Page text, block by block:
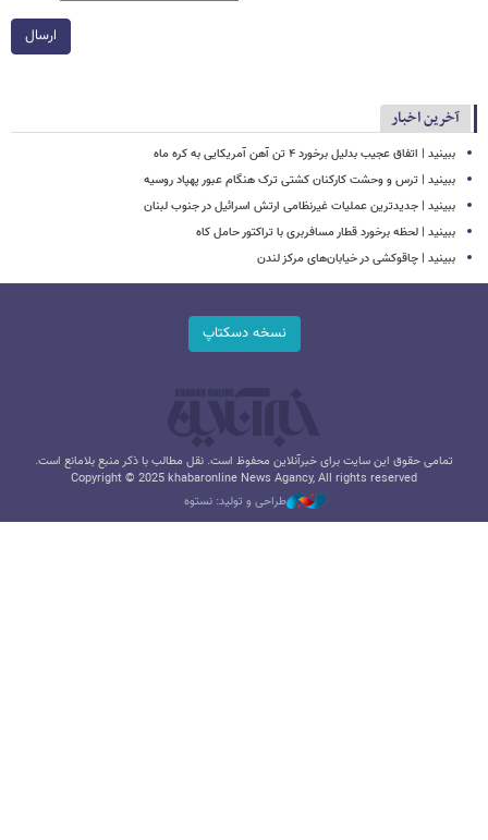
ارسال
آخرین اخبار
ببینید | اتفاق عجیب بدلیل برخورد ۴ تن آهن آمریکایی به کره ماه
ببینید | ترس و وحشت کارکنان کشتی ترک هنگام عبور پهپاد روسیه
ببینید | جدیدترین عملیات غیرنظامی ارتش اسرائیل در جنوب لبنان
ببینید | لحظه برخورد قطار مسافربری با تراکتور حامل کاه
ببینید | چاقوکشی در خیابان‌های مرکز لندن
نسخه دسکتاپ
تمامی حقوق این سایت برای خبرآنلاین محفوظ است. نقل مطالب با ذکر منبع بلامانع است.
Copyright © 2025 khabaronline News Agancy, All rights reserved
طراحی و تولید: نستوه